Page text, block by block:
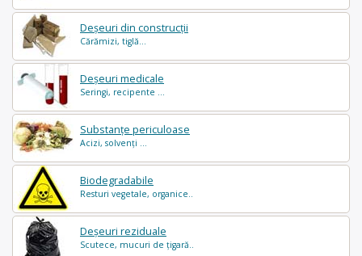
Deșeuri din construcții
Cărămizi, tiglă...
Deșeuri medicale
Seringi, recipente ...
Substanțe periculoase
Acizi, solvenți ...
Biodegradabile
Resturi vegetale, organice..
Deșeuri reziduale
Scutece, mucuri de țigară..